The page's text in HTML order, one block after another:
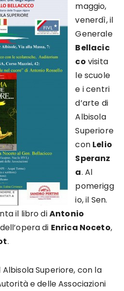
maggio,
venerdì, il
Generale
Bellacic
co visita
le scuole
e i centri
d’arte di
Albisola
Superiore
con Lelio
Speranz
a. Al
pomerigg
io, il Sen.
il libro diAntonio
di Enrica Noceto,
.
Superiore, con la
e delle Associazioni